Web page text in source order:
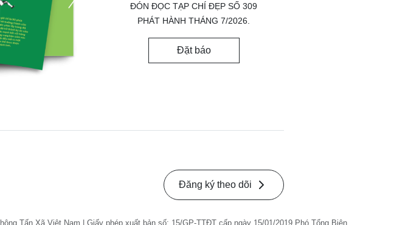
ĐÓN ĐỌC TẠP CHÍ ĐẸP SỐ 309
PHÁT HÀNH THÁNG 7/2026.
Đặt báo
Đăng ký theo dõi
Tấn Xã Việt Nam | Giấy phép xuất bản số: 15/GP-TTĐT cấp ngày 15/01/2019 Phó Tổng Biên